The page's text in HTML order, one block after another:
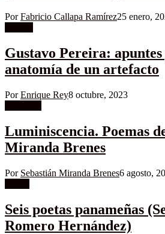
PorFabricio Callapa Ramírez25 enero,
Gustavo Pereira:
anatomía de un artefacto
PorEnrique Rey8 octubre, 2023
Luminiscencia. Poemas
Miranda Brenes
Por Sebastián Miranda Brenes6 agosto,
Seis poetas panameñas
Romero Hernández)